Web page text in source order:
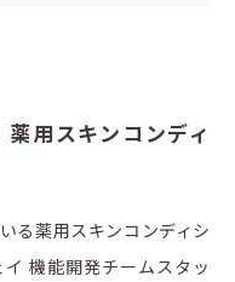
用スキンコンディ
る薬用スキンコンディシ
機能開発チームスタッ